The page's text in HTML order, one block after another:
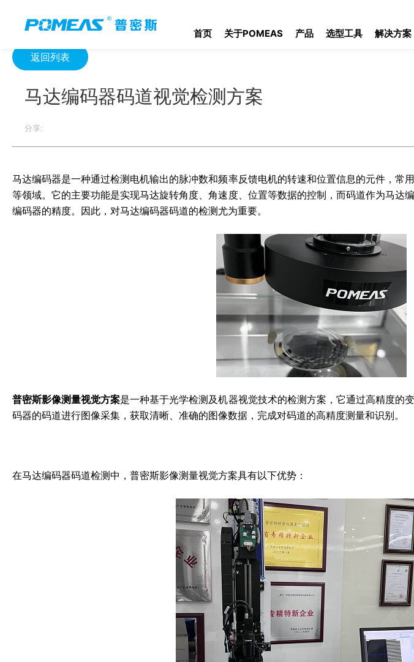
首页 关于POMEAS 产品 选型工具 解决方案
返回列表
马达编码器码道视觉检测方案
分享:
马达编码器是一种通过检测电机输出的脉冲数和频率反馈电机的转速和位置信息的元件，常
等领域。它的主要功能是实现马达旋转角度、角速度、位置等数据的控制，而码道作为马达
编码器的精度。因此，对马达编码器码道的检测尤为重要。
普密斯影像测量视觉方案是一种基于光学检测及机器视觉技术的检测方案，它通过高精度的
码器的码道进行图像采集，获取清晰、准确的图像数据，完成对码道的高精度测量和识别。
在马达编码器码道检测中，普密斯影像测量视觉方案具有以下优势：